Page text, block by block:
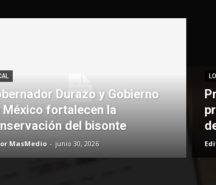
Durazo y Gobierno
México fortalecen la
del bisonte
MasMedio - junio 30, 2026